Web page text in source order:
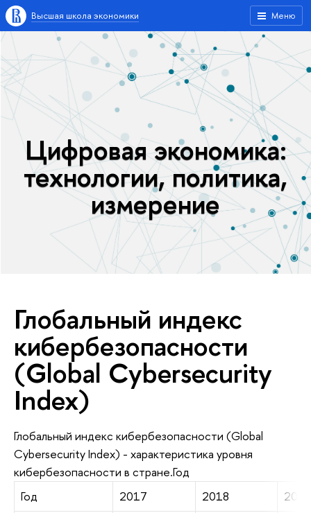
Меню
Высшая школа экономики
Цифровая экономика:
технологии, политика,
измерение
Глобальный индекс
кибербезопасности
(Global Cybersecurity
Index)
Глобальный индекс кибербезопасности (Global
Cybersecurity Index) - характериcтика уровня
кибербезопасности в стране.Год
Год
2017 2018
2019